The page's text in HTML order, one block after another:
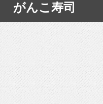
ム、”自分が今話し･･･
想いを渡す」 TE･･･
がんこ寿司